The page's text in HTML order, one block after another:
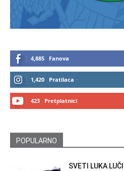
4,885 Fanova
1,420 Pratilaca
423 Pretplatnici
POPULARNO
SVETI LUKA